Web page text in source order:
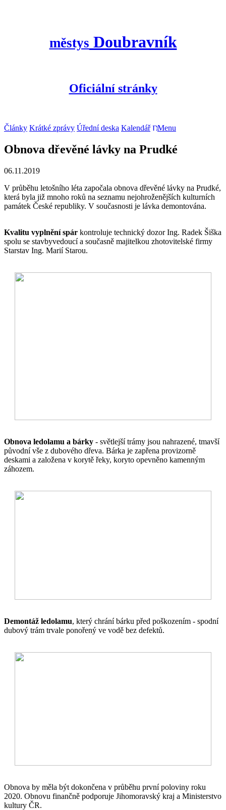
městys Doubravník
Oficiální stránky
Články Krátké zprávy Úřední deska Kalendář Menu
Obnova dřevěné lávky na Prudké
06.11.2019
V průběhu letošního léta započala obnova dřevěné lávky na Prudké,
která byla již mnoho roků na seznamu nejohroženějších kulturních
památek České republiky. V současnosti je lávka demontována.
Kvalitu vyplnění spár kontroluje technický dozor Ing. Radek Šiška
spolu se stavbyvedoucí a současně majitelkou zhotovitelské firmy
Starstav Ing. Marií Starou.
Obnova ledolamu a bárky - světlejší trámy jsou nahrazené, tmavší
původní vše z dubového dřeva. Bárka je zapřena provizorně
deskami a založena v korytě řeky, koryto opevněno kamenným
záhozem.
Demontáž ledolamu, který chrání bárku před poškozením - spodní
dubový trám trvale ponořený ve vodě bez defektů.
Obnova by měla být dokončena v průběhu první poloviny roku
2020. Obnovu finančně podporuje Jihomoravský kraj a Ministerstvo
kultury ČR.